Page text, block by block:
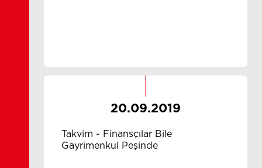
20.09.2019
Takvim - Finansçılar Bile
Gayrimenkul Peşinde